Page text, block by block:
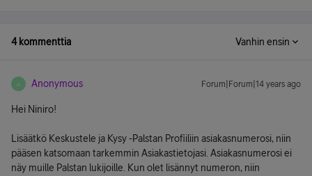
4 kommenttia Vanhin ensin
A Anonymous Forum|Forum|14 years ago
Hei Niniro!
Lisäätkö Keskustele ja Kysy -Palstan Profiiliin asiakasnumerosi, niin
pääsen katsomaan tarkemmin Asiakastietojasi. Asiakasnumerosi ei
näy muille Palstan lukijoille. Kun olet lisännyt numeron, niin